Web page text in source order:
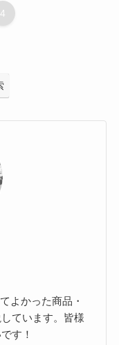
4
よかった商品・
ています。皆様
す！